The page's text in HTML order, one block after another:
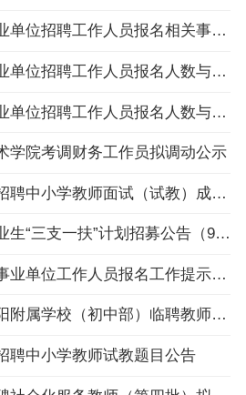
2024黔东南从江县事业单位招聘工作人员报名相关事项温馨提示
2024黔东南从江县事业单位招聘工作人员报名人数与招聘岗位计划人数达不到3：1比例岗位（以
2024黔东南三穗县事业单位招聘工作人员报名人数与招聘岗位计划人数达不到3:1比例的岗位公布
学院考调财务工作员拟调动公示
2024贵阳市贵安新区招聘中小学教师面试（试教）成绩、总成绩及进入体检人员名单及体检相关
2024年贵州省高校毕业生“三支一扶”计划招募公告（992人|3.6-3.8报名|3.30笔试）
2024毕节金沙县招聘事业单位工作人员报名工作提示的公告
2024北京师范大学贵阳附属学校（初中部）临聘教师招聘公告（4人|2.23-2.29报名）
聘中小学教师试教题目公告